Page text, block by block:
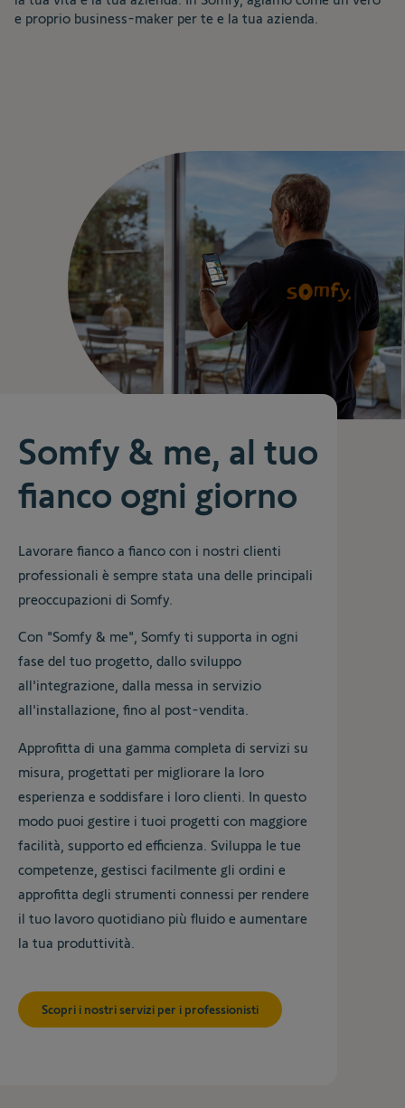
e proprio business-maker per te e la tua azienda.
Somfy & me, al tuo
fianco ogni giorno
Lavorare fianco a fianco con i nostri clienti
professionali è sempre stata una delle principali
preoccupazioni di Somfy.
Con "Somfy & me", Somfy ti supporta in ogni
fase del tuo progetto, dallo sviluppo
all'integrazione, dalla messa in servizio
all'installazione, fino al post-vendita.
Approfitta di una gamma completa di servizi su
misura, progettati per migliorare la loro
esperienza e soddisfare i loro clienti. In questo
modo puoi gestire i tuoi progetti con maggiore
facilità, supporto ed efficienza. Sviluppa le tue
competenze, gestisci facilmente gli ordini e
approfitta degli strumenti connessi per rendere
il tuo lavoro quotidiano più fluido e aumentare
la tua produttività.
Scopri i nostri servizi per i professionisti